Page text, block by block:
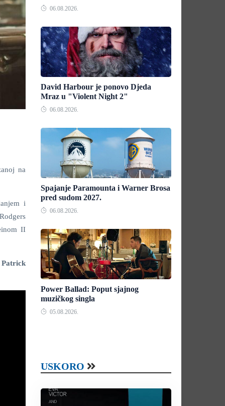
na
i
II
06.08.2026.
David Harbour je ponovo Djeda
Mraz u "Violent Night 2"
06.08.2026.
Spajanje Paramounta i Warner Brosa
pred sudom 2027.
06.08.2026.
Power Ballad: Poput sjajnog
muzičkog singla
05.08.2026.
USKORO